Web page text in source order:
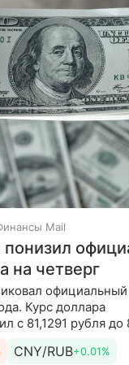
Mail
понизил
на четверг
Курс доллара
с 81,1291 рубля
CNY/RUB+0.01%